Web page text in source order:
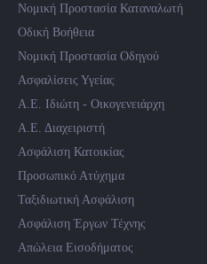
Νομική Προστασία Καταναλωτή
Οδική Βοήθεια
Νομική Προστασία Οδηγού
Ασφαλίσεις Υγείας
Α.Ε. Ιδιώτη - Οικογενειάρχη
Α.Ε. Διαχειριστή
Ασφάλιση Κατοικίας
Προσωπικό Ατύχημα
Ταξιδιωτική Ασφάλιση
Ασφάλιση Έργων Τέχνης
Απώλεια Εισοδήματος